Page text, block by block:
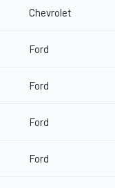
Chevrolet
Ford
Ford
Ford
Ford